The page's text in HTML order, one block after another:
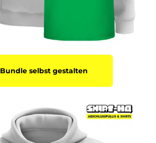
Bundle selbst gestalten